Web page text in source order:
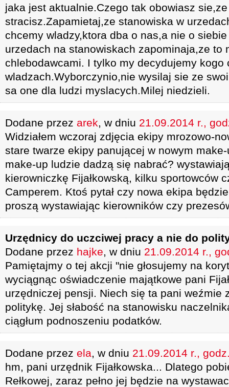
jaka jest aktualnie.Czego tak obowiasz
stracisz.Zapamietaj,ze stanowiska w
chcemy wladzy,ktora dba o nas,a nie o
urzedach na stanowiskach zapominaja,ze to
chlebodawcami. I tylko my decydujemy kogo
wladzach.Wyborczynio,nie wysilaj sie ze
sa one dla ludzi myslacych.Milej niedzieli.
Dodane przez arek, w dniu 21.09.2014 r.,
Widziałem wczoraj zdjęcia ekipy mrozowo-
stare twarze ekipy panującej w nowym
make-up ludzie dadzą się nabrać?
kierowniczkę Fijałkowską, kilku sportowców
Camperem. Ktoś pytał czy nowa ekipa
proszą wystawiając kierowników czy
Urzędnicy do uczciwej pracy a nie do
Dodane przez hajke, w dniu 21.09.2014 r.,
Pamiętajmy o tej akcji "nie głosujemy na
wyciągnąc oświadczenie majątkowe pani
urzędniczej pensji. Niech się ta pani weźmie
politykę. Jej słabość na stanowisku
ciągłum podnoszeniu podatków.
Dodane przez ela, w dniu 21.09.2014 r.,
hm, pani urzędnik Fijałkowska... Dlatego
Rełkowej, zaraz pełno jej będzie na